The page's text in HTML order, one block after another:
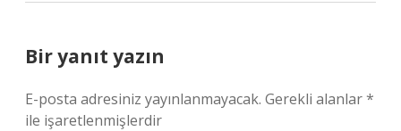
Bir yanıt yazın
E-posta adresiniz yayınlanmayacak. Gerekli alanlar*
ile işaretlenmişlerdir